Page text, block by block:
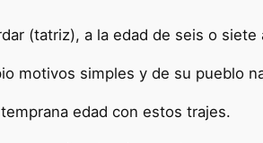
(tatriz), a la edad de seis o siete
motivos simples y de su pueblo
edad con estos trajes.